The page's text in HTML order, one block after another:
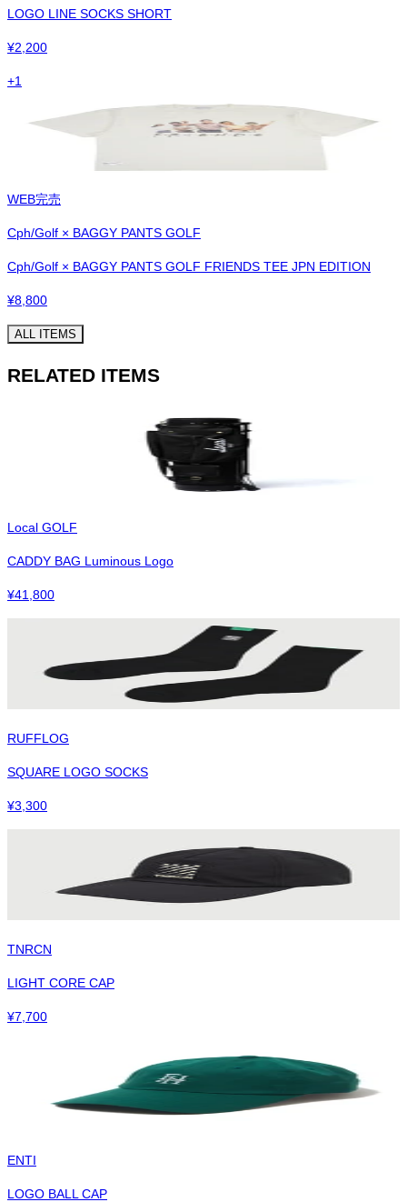
LOGO LINE SOCKS SHORT
¥2,200
+1
WEB完売
Cph/Golf × BAGGY PANTS GOLF
Cph/Golf × BAGGY PANTS GOLF FRIENDS TEE JPN EDITION
¥8,800
ALL ITEMS
RELATED ITEMS
Local GOLF
CADDY BAG Luminous Logo
¥41,800
RUFFLOG
SQUARE LOGO SOCKS
¥3,300
TNRCN
LIGHT CORE CAP
¥7,700
ENTI
LOGO BALL CAP